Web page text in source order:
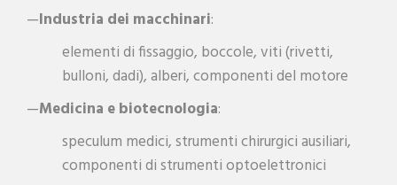
—Industria dei macchinari:
elementi di fissaggio, boccole, viti (rivetti,
bulloni, dadi), alberi, componenti del motore
—Medicina e biotecnologia:
speculum medici, strumenti chirurgici ausiliari,
componenti di strumenti optoelettronici